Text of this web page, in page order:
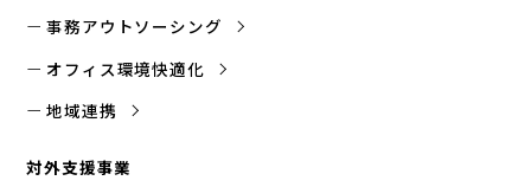
事務アウトソーシング
オフィス環境快適化
地域連携
対外支援事業